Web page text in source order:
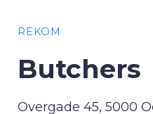
REKOM
Butchers
Overgade 45, 5000